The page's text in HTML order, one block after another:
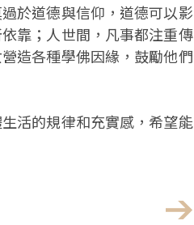
於道德與信仰，道德可以影
靠；人世間，凡事都注重傳
造各種學佛因緣，鼓勵他們
活的規律和充實感，希望能